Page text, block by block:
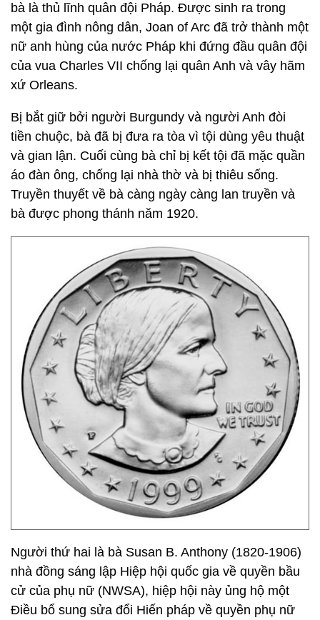
bà là thủ lĩnh quân đội Pháp. Được sinh ra trong
một gia đình nông dân, Joan of Arc đã trở thành một
nữ anh hùng của nước Pháp khi đứng đầu quân đội
của vua Charles VII chống lại quân Anh và vây hãm
xứ Orleans.
Bị bắt giữ bởi người Burgundy và người Anh đòi
tiền chuộc, bà đã bị đưa ra tòa vì tội dùng yêu thuật
và gian lận. Cuối cùng bà chỉ bị kết tội đã mặc quần
áo đàn ông, chống lại nhà thờ và bị thiêu sống.
Truyền thuyết về bà càng ngày càng lan truyền và
bà được phong thánh năm 1920.
Người thứ hai là bà Susan B. Anthony (1820-1906)
nhà đồng sáng lập Hiệp hội quốc gia về quyền bầu
cử của phụ nữ (NWSA), hiệp hội này ủng hộ một
Điều bổ sung sửa đổi Hiến pháp về quyền phụ nữ